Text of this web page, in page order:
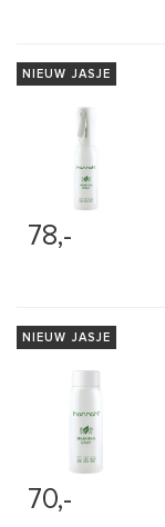
NIEUW JASJE
78,-
NIEUW JASJE
70,-